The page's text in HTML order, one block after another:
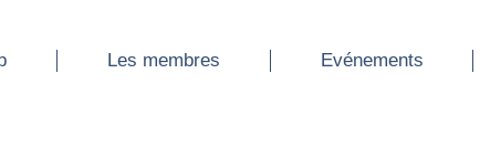
Les membres Evénements
Les membres Evénements